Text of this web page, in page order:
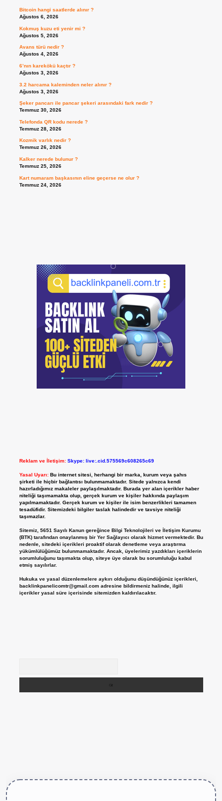
Bitcoin hangi saatlerde alınır ?
Ağustos 6, 2026
Kokmuş kuzu eti yenir mi ?
Ağustos 5, 2026
Avans türü nedir ?
Ağustos 4, 2026
6’nın karekökü kaçtır ?
Ağustos 3, 2026
3.2 harcama kaleminden neler alınır ?
Ağustos 3, 2026
Şeker pancarı ile pancar şekeri arasındaki fark nedir ?
Temmuz 30, 2026
Telefonda QR kodu nerede ?
Temmuz 28, 2026
Kozmik varlık nedir ?
Temmuz 26, 2026
Kalker nerede bulunur ?
Temmuz 25, 2026
Kart numaram başkasının eline geçerse ne olur ?
Temmuz 24, 2026
Reklam ve İletişim: Skype: live:.cid.575569c608265c69
Yasal Uyarı: Bu internet sitesi, herhangi bir marka, kurum veya şahıs
şirketi ile hiçbir bağlantısı bulunmamaktadır. Sitede yalnızca kendi
hazırladığımız makaleler paylaşılmaktadır. Burada yer alan içerikler haber
niteliği taşımamakta olup, gerçek kurum ve kişiler hakkında paylaşım
yapılmamaktadır. Gerçek kurum ve kişiler ile isim benzerlikleri tamamen
tesadüfidir. Sitemizdeki bilgiler taslak halindedir ve tavsiye niteliği
taşımazlar.
Sitemiz, 5651 Sayılı Kanun gereğince Bilgi Teknolojileri ve İletişim Kurumu
(BTK) tarafından onaylanmış bir Yer Sağlayıcı olarak hizmet vermektedir. Bu
nedenle, sitedeki içerikleri proaktif olarak denetleme veya araştırma
yükümlülüğümüz bulunmamaktadır. Ancak, üyelerimiz yazdıkları içeriklerin
sorumluluğunu taşımakta olup, siteye üye olarak bu sorumluluğu kabul
etmiş sayılırlar.
Hukuka ve yasal düzenlemelere aykırı olduğunu düşündüğünüz içerikleri,
backlinkpanelicomtr@gmail.comadresine bildirmeniz halinde, ilgili
içerikler yasal süre içerisinde sitemizden kaldırılacaktır.